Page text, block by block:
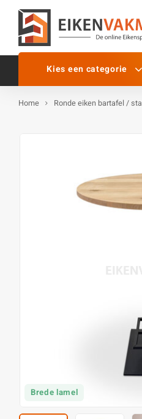
Kies een categorie
Home Ronde eiken bartafel /
Brede lamel